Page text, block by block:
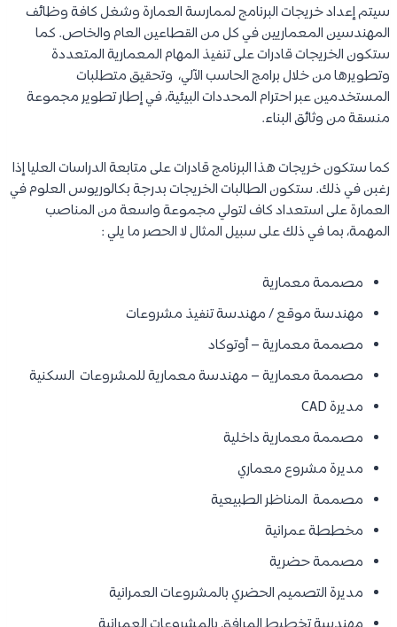
​​​​​سيتم إعداد خريجات البرنامج لممارسة العمارة وشغل كافة وظائف
المهندسين المعماريين في كل من القطاعين العام والخاص. كما
ستكون الخريجات قادرات على تنفيذ المهام المعمارية المتعددة
وتطويرها من خلال برامج الحاسب الآلي، وتحقيق متطلبات
المستخدمين عبر احترام المحددات البيئية، في إطار تطوير مجموعة
منسقة من وثائق البناء.
كما ستكون خريجات هذا البرنامج قادرات على متابعة الدراسات العليا إذا
رغبن في ذلك. ستكون الطالبات الخريجات بدرجة بكالوريوس العلوم في
العمارة على استعداد كاف لتولي مجموعة واسعة من المناصب
المهمة، بما في ذلك على سبيل المثال لا الحصر ما يلي :
مصممة معمارية
مهندسة موقع / مهندسة تنفيذ مشروعات
مصممة معمارية – أوتوكاد
مصممة معمارية – مهندسة معمارية للمشروعات السكنية
مديرة CAD
مصممة معمارية داخلية
مديرة مشروع معماري
مصممة المناظر الطبيعية
مخططة عمرانية
مصممة حضرية
مديرة التصميم الحضري بالمشروعات العمرانية